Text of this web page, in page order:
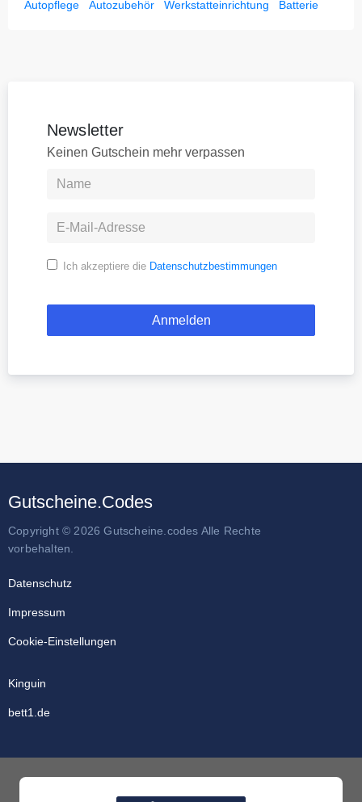
Autopflege
Autozubehör Werkstatteinrichtung Batterie
Newsletter
Keinen Gutschein mehr verpassen
Ich akzeptiere die Datenschutzbestimmungen
Gutscheine.Codes
Copyright © 2026 Gutscheine.codes Alle Rechte
vorbehalten.
Datenschutz
Impressum
Cookie-Einstellungen
Kinguin
bett1.de